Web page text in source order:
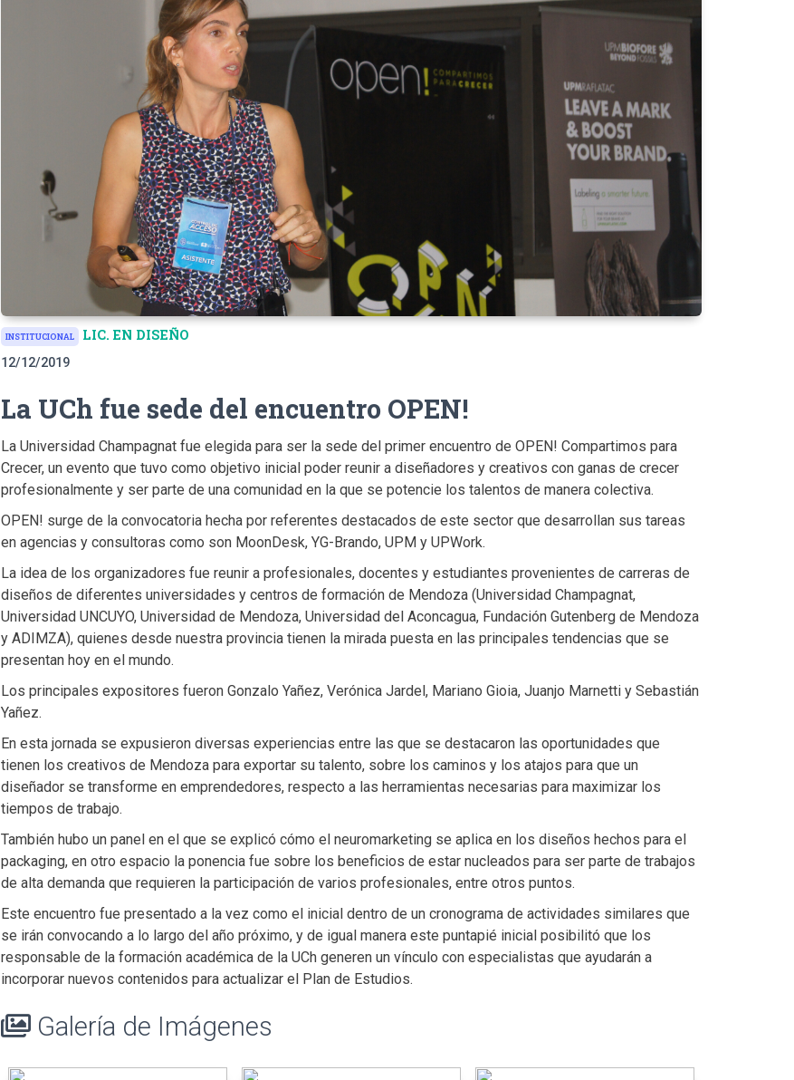
INSTITUCIONAL LIC. EN DISEÑO
12/12/2019
La UCh fue sede del encuentro OPEN!
La Universidad Champagnat fue elegida para ser la sede del primer encuentro de OPEN! Compartimos para
Crecer, un evento que tuvo como objetivo inicial poder reunir a diseñadores y creativos con ganas de crecer
profesionalmente y ser parte de una comunidad en la que se potencie los talentos de manera colectiva.
OPEN! surge de la convocatoria hecha por referentes destacados de este sector que desarrollan sus tareas
en agencias y consultoras como son MoonDesk, YG-Brando, UPM y UPWork.
La idea de los organizadores fue reunir a profesionales, docentes y estudiantes provenientes de carreras de
diseños de diferentes universidades y centros de formación de Mendoza (Universidad Champagnat,
Universidad UNCUYO, Universidad de Mendoza, Universidad del Aconcagua, Fundación Gutenberg de Mendoza
y ADIMZA), quienes desde nuestra provincia tienen la mirada puesta en las principales tendencias que se
presentan hoy en el mundo.
Los principales expositores fueron Gonzalo Yañez, Verónica Jardel, Mariano Gioia, Juanjo Marnetti y Sebastián
Yañez.
En esta jornada se expusieron diversas experiencias entre las que se destacaron las oportunidades que
tienen los creativos de Mendoza para exportar su talento, sobre los caminos y los atajos para que un
diseñador se transforme en emprendedores, respecto a las herramientas necesarias para maximizar los
tiempos de trabajo.
También hubo un panel en el que se explicó cómo el neuromarketing se aplica en los diseños hechos para el
packaging, en otro espacio la ponencia fue sobre los beneficios de estar nucleados para ser parte de trabajos
de alta demanda que requieren la participación de varios profesionales, entre otros puntos.
Este encuentro fue presentado a la vez como el inicial dentro de un cronograma de actividades similares que
se irán convocando a lo largo del año próximo, y de igual manera este puntapié inicial posibilitó que los
responsable de la formación académica de la UCh generen un vínculo con especialistas que ayudarán a
incorporar nuevos contenidos para actualizar el Plan de Estudios.
Galería de Imágenes